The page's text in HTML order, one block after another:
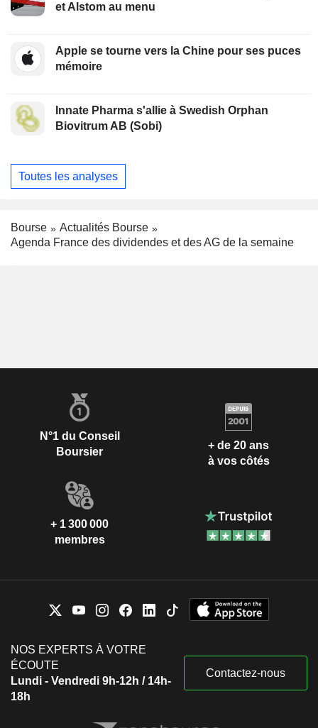
et Alstom au menu
Apple se tourne vers la Chine pour ses puces
mémoire
Innate Pharma s'allie à Swedish Orphan
Biovitrum AB (Sobi)
Toutes les analyses
Bourse
Actualités Bourse
Agenda France des dividendes et des AG de la semaine
N°1 du Conseil
Boursier
+ de 20 ans
à vos côtés
+ 1 300 000
membres
NOS EXPERTS À VOTRE
ÉCOUTE
Lundi - Vendredi 9h-12h / 14h-
18h
Contactez-nous